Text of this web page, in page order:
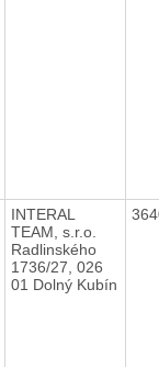
INTERAL
TEAM, s.r.o.
Radlinského
1736/27, 026
01 Dolný Kubín